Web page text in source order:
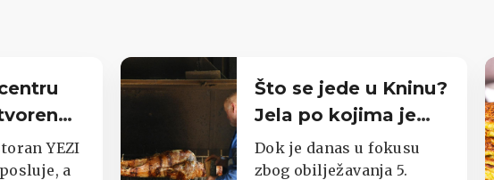
lokala
YEZI
a
Što se jede u Kninu?
Jela po kojima je
poznat cijeli kraj
Dok je danas u fokusu
zbog obilježavanja 5.